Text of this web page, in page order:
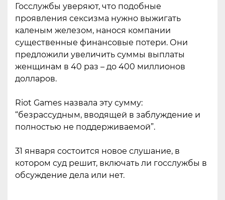
Госслужбы уверяют, что подобные
проявления сексизма нужно выжигать
каленым железом, нанося компании
существенные финансовые потери. Они
предложили увеличить суммы выплаты
женщинам в 40 раз – до 400 миллионов
долларов.
Riot Games назвала эту сумму:
“безрассудным, вводящей в заблуждение и
полностью не поддерживаемой”.
31 января состоится новое слушание, в
котором суд решит, включать ли госслужбы в
обсуждение дела или нет.